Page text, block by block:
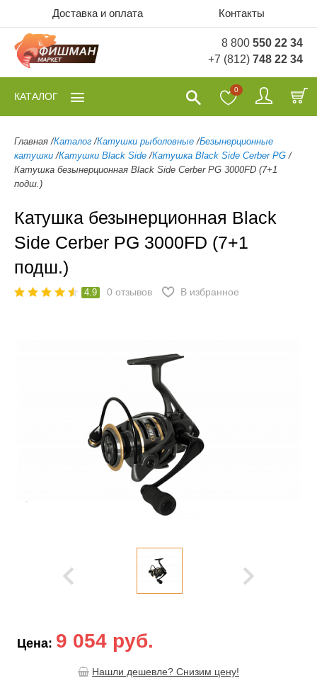
Доставка и оплата Контакты
8 800 550 22 34
+7 (812) 748 22 34
0
КАТАЛОГ
Главная /Каталог /Катушки рыболовные /Безынерционные
катушки /Катушки Black Side /Катушка Black Side Cerber PG /
Катушка безынерционная Black Side Cerber PG 3000FD (7+1
подш.)
Катушка безынерционная Black
Side Cerber PG 3000FD (7+1
подш.)
4.9 0 отзывов В избранное
Цена: 9 054 руб.
Нашли дешевле? Снизим цену!